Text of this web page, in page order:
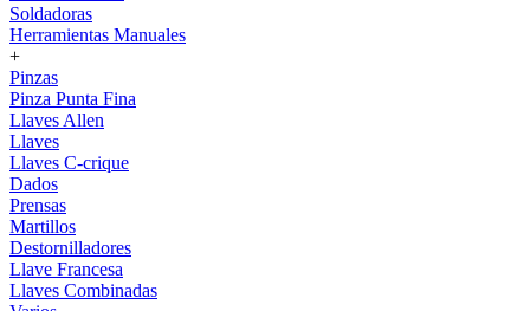
Soldadoras
Herramientas Manuales
+
Pinzas
Pinza Punta Fina
Llaves Allen
Llaves
Llaves C-crique
Dados
Prensas
Martillos
Destornilladores
Llave Francesa
Llaves Combinadas